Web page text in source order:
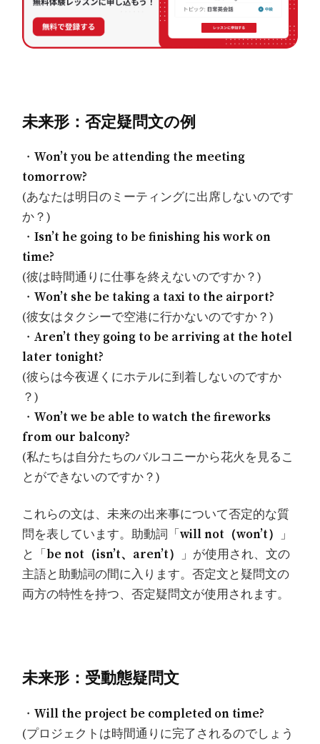
未来形：否定疑問文の例
・Won’t you be attending the meeting
tomorrow?
(あなたは明日のミーティングに出席しないのです
か？)
・Isn’t he going to be finishing his work on
time?
(彼は時間通りに仕事を終えないのですか？)
・Won’t she be taking a taxi to the airport?
(彼女はタクシーで空港に行かないのですか？)
・Aren’t they going to be arriving at the hotel
later tonight?
(彼らは今夜遅くにホテルに到着しないのですか
？)
・Won’t we be able to watch the fireworks
from our balcony?
(私たちは自分たちのバルコニーから花火を見るこ
とができないのですか？)
これらの文は、未来の出来事について否定的な質
問を表しています。助動詞「will not（won’t）
」
と「be not（isn’t、aren’t）
」が使用され、文の
主語と助動詞の間に入ります。否定文と疑問文の
両方の特性を持つ、否定疑問文が使用されます。
未来形：受動態疑問文
・Will the project be completed on time?
(プロジェクトは時間通りに完了されるのでしょう